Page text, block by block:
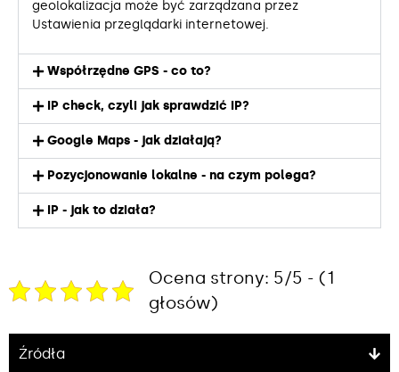
geolokalizacja może być zarządzana przez
Ustawienia przeglądarki internetowej.
Współrzędne GPS - co to?
IP check, czyli jak sprawdzić IP?
Google Maps - jak działają?
Pozycjonowanie lokalne - na czym polega?
IP - jak to działa?
Ocena strony: 5/5 - (1
głosów)
Źródła